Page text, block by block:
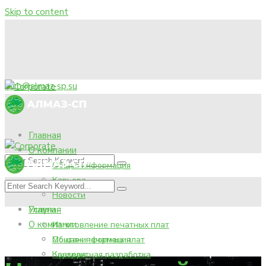
Skip to content
pcb@almaz-sp.su
Главная
О компании
Общая информация
Карьера
Новости
Услуги
Изготовление печатных плат
Монтаж печатных плат
Контрактная разработка
Главная
О компании
Общая информация
Карьера